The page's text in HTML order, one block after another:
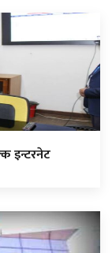
इन्टरनेट